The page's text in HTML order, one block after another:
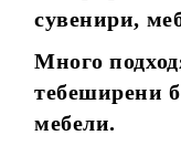
сувенири,
Много
тебеширени
мебели.